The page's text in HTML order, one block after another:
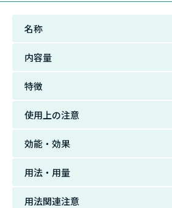
名称
内容量
特徴
使用上の注意
効能・効果
用法・用量
用法関連注意